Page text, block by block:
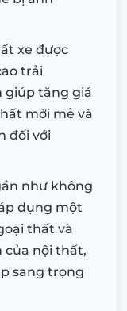
xe được
trải
giúp tăng giá
mới mẻ và
đối với
như không
dụng một
thất và
của nội thất,
sang trọng